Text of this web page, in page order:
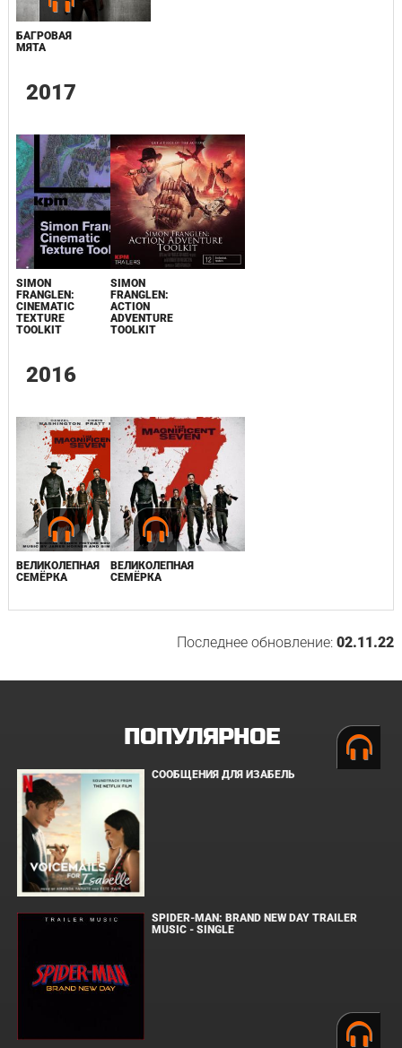
БАГРОВАЯ
МЯТА
2017
SIMON
FRANGLEN:
CINEMATIC
TEXTURE
TOOLKIT
SIMON
FRANGLEN:
ACTION
ADVENTURE
TOOLKIT
2016
ВЕЛИКОЛЕПНАЯ
СЕМЁРКА
ВЕЛИКОЛЕПНАЯ
СЕМЁРКА
Последнее обновление:02.11.22
ПОПУЛЯРНОЕ
СООБЩЕНИЯ ДЛЯ ИЗАБЕЛЬ
SPIDER-MAN: BRAND NEW DAY TRAILER
MUSIC - SINGLE